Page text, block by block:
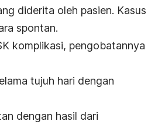
diderita oleh pasien. Kasus
spontan.
komplikasi, pengobatannya
tujuh hari dengan
dengan hasil dari